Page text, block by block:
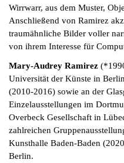
Wirrwarr, aus dem Muster,
Anschließend von Ramirez
traumähnliche Bilder voller
von ihrem Interesse für
Mary-Audrey Ramirez
Universität der Künste in
(2010-2016) sowie an der
Einzelausstellungen im
Overbeck Gesellschaft in
zahlreichen
Kunsthalle Baden-Baden
Berlin.